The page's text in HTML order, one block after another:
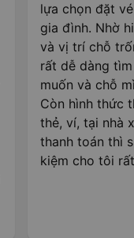
lựa chọn đặt
gia đình. Nhờ
và vị trí chỗ
rất dễ dàng
muốn và chỗ
Còn hình thức
thẻ, ví, tại nhà
thanh toán thì
kiệm cho tôi